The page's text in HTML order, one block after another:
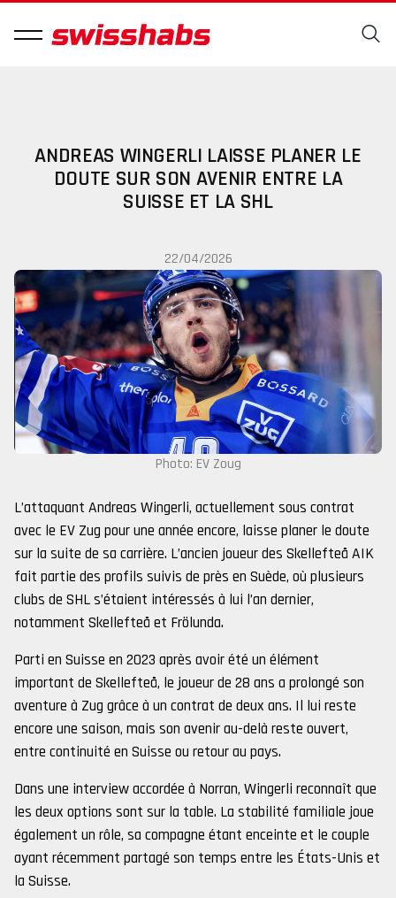
ANDREAS WINGERLI LAISSE PLANER LE
DOUTE SUR SON AVENIR ENTRE LA
SUISSE ET LA SHL
22/04/2026
Photo: EV Zoug
L’attaquant Andreas Wingerli, actuellement sous contrat
avec le EV Zug pour une année encore, laisse planer le doute
sur la suite de sa carrière. L’ancien joueur des Skellefteå AIK
fait partie des profils suivis de près en Suède, où plusieurs
clubs de SHL s’étaient intéressés à lui l’an dernier,
notamment Skellefteå et Frölunda.
Parti en Suisse en 2023 après avoir été un élément
important de Skellefteå, le joueur de 28 ans a prolongé son
aventure à Zug grâce à un contrat de deux ans. Il lui reste
encore une saison, mais son avenir au-delà reste ouvert,
entre continuité en Suisse ou retour au pays.
Dans une interview accordée à Norran, Wingerli reconnaît que
les deux options sont sur la table. La stabilité familiale joue
également un rôle, sa compagne étant enceinte et le couple
ayant récemment partagé son temps entre les États-Unis et
la Suisse.